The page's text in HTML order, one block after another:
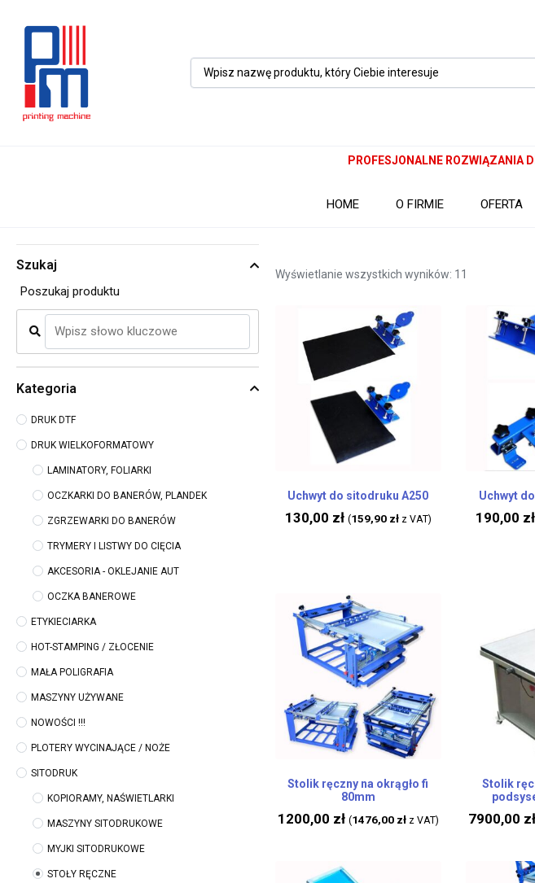
PROFESJONALNE ROZWIĄZANIA
HOME O FIRMIE OFERTA
Szukaj
Poszukaj produktu
Kategoria
DRUK DTF
DRUK WIELKOFORMATOWY
LAMINATORY, FOLIARKI
OCZKARKI DO BANERÓW, PLANDEK
ZGRZEWARKI DO BANERÓW
TRYMERY I LISTWY DO CIĘCIA
AKCESORIA - OKLEJANIE AUT
OCZKA BANEROWE
ETYKIECIARKA
HOT-STAMPING / ZŁOCENIE
MAŁA POLIGRAFIA
MASZYNY UŻYWANE
NOWOŚCI !!!
PLOTERY WYCINAJĄCE / NOŻE
SITODRUK
KOPIORAMY, NAŚWIETLARKI
MASZYNY SITODRUKOWE
MYJKI SITODRUKOWE
STOŁY RĘCZNE
Wyświetlanie wszystkich wyników: 11
Uchwyt do sitodruku A250
130,00 zł (159,90 złz VAT)
Uchwyt
190,00 zł
Stolik ręczny na okrągło fi
80mm
1200,00 zł (1476,00 złz VAT)
Stolik
7900,00 zł